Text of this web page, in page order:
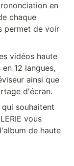
en
chaque
permet de voir
vidéos haute
12 langues,
ainsi que
d'écran.
souhaitent
vous
de haute